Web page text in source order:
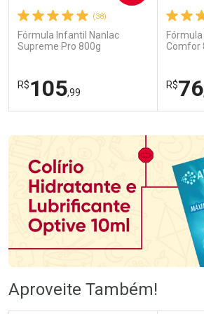
(38)
Fórmula Infantil Nanlac
Supreme Pro 800g
R$105,99
Comfor
R$76
Por
Aproveite Também!